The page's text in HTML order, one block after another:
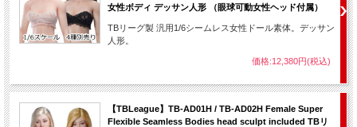
女性ボディ デッサン人形 （眼球可動女性ヘッド付属）
TBリーグ製 汎用1/6シームレス女性ドール素体。デッサン
人形。
価格:12,380円(税込)
【TBLeague】TB-AD01H / TB-AD02H Female Super
Flexible Seamless Bodies head sculpt included TBリ